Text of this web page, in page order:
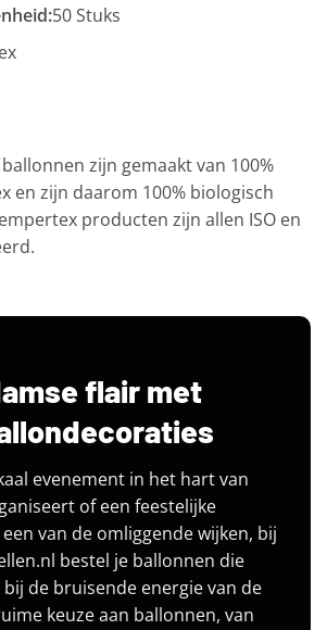
50 Stuks
zijn gemaakt van 100%
en zijn daarom 100% biologisch
producten zijn allen ISO en
flair met
evenement in het hart van
of een feestelijke
van de omliggende wijken, bij
bestel je ballonnen die
de bruisende energie van de
keuze aan ballonnen, van